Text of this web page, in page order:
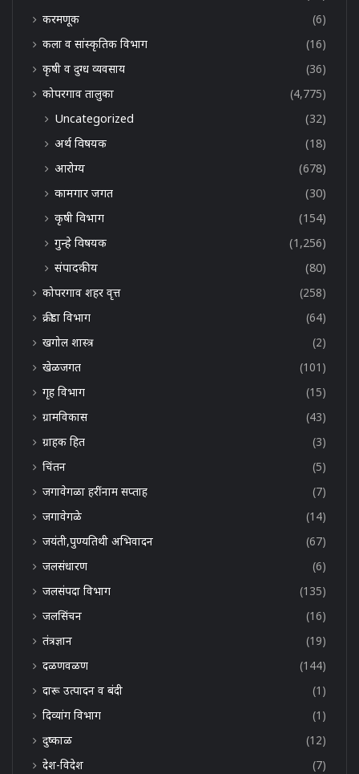
करमणूक
(6)
कला व सांस्कृतिक विभाग
(16)
कृषी व दुग्ध व्यवसाय
(36)
कोपरगाव तालुका
(4,775)
Uncategorized
(32)
अर्थ विषयक
(18)
आरोग्य
(678)
कामगार जगत
(30)
कृषी विभाग
(154)
गुन्हे विषयक
(1,256)
संपादकीय
(80)
कोपरगाव शहर वृत्त
(258)
क्रीडा विभाग
(64)
खगोल शास्त्र
(2)
खेळजगत
(101)
गृह विभाग
(15)
ग्रामविकास
(43)
ग्राहक हित
(3)
चिंतन
(5)
जगावेगळा हरींनाम सप्ताह
(7)
जगावेगळे
(14)
जयंती,पुण्यतिथी अभिवादन
(67)
जलसंधारण
(6)
जलसंपदा विभाग
(135)
जलसिंचन
(16)
तंत्रज्ञान
(19)
दळणवळण
(144)
दारू उत्पादन व बंदी
(1)
दिव्यांग विभाग
(1)
दुष्काळ
(12)
देश-विदेश
(7)